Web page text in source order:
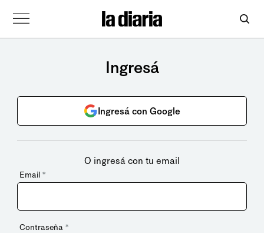
Ingresá
Ingresá con Google
O ingresá con tu email
Email *
Contraseña *